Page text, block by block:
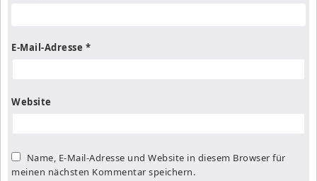
E-Mail-Adresse *
Website
Name, E-Mail-Adresse und Website in diesem Browser für
meinen nächsten Kommentar speichern.